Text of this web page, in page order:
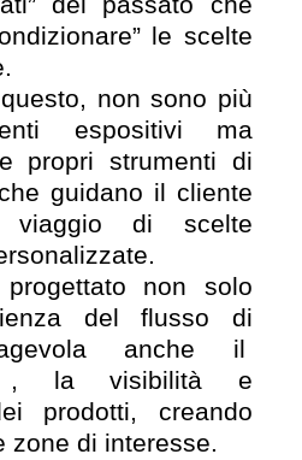
le scelte
non sono più
espositivi ma
propri strumenti di
guidano il cliente
viaggio di scelte
non solo
del flusso di
anche il
, la visibilità e
prodotti, creando
zone di interesse.